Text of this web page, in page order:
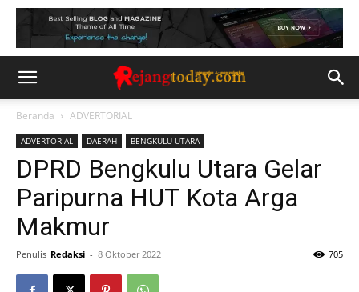
Beranda ADVERTORIAL
ADVERTORIAL DAERAH BENGKULU UTARA
DPRD Bengkulu Utara Gelar
Paripurna HUT Kota Arga
Makmur
Penulis Redaksi - 8 Oktober 2022 705